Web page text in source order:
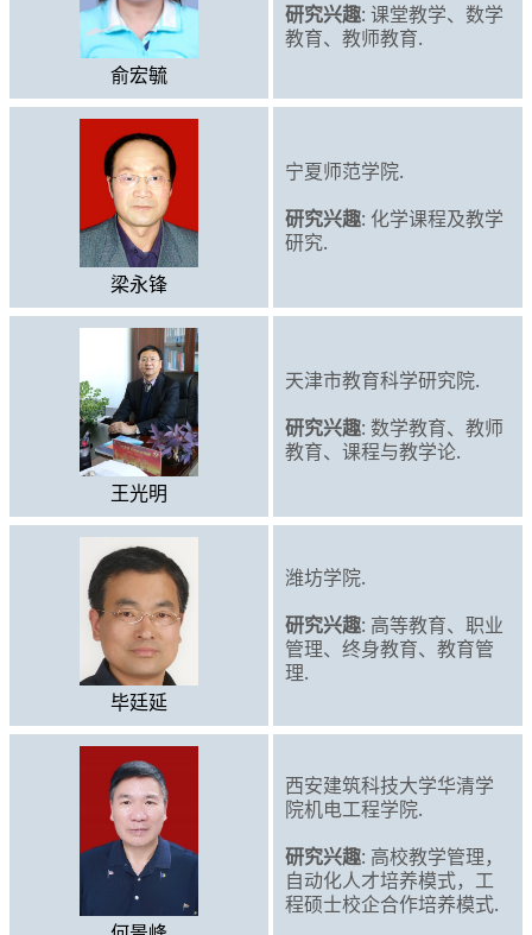
俞宏毓
研究兴趣: 课堂教学、数学
教育、教师教育.
梁永锋
宁夏师范学院.
研究兴趣: 化学课程及教学
研究.
王光明
天津市教育科学研究院.
研究兴趣: 数学教育、教师
教育、课程与教学论.
毕廷延
潍坊学院.
研究兴趣: 高等教育、职业
管理、终身教育、教育管
理.
西安建筑科技大学华清学
院机电工程学院.
研究兴趣: 高校教学管理，
自动化人才培养模式，工
程硕士校企合作培养模式.